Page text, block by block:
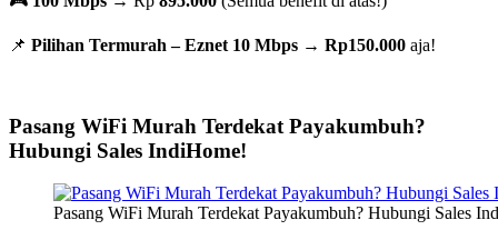
📌 Pilihan Termurah – Eznet 10 Mbps → Rp150.000 aja!
Pasang WiFi Murah Terdekat Payakumbuh?
Hubungi Sales IndiHome!
Pasang WiFi Murah Terdekat Payakumbuh? Hubungi Sales